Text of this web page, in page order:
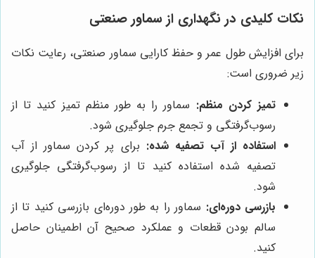
نکات کلیدی در نگهداری از سماور صنعتی
برای افزایش طول عمر و حفظ کارایی سماور صنعتی، رعایت نکات
زیر ضروری است:
تمیز کردن منظم: سماور را به طور منظم تمیز کنید تا از
رسوب‌گرفتگی و تجمع جرم جلوگیری شود.
استفاده از آب تصفیه شده: برای پر کردن سماور از آب
تصفیه شده استفاده کنید تا از رسوب‌گرفتگی جلوگیری
شود.
بازرسی دوره‌ای: سماور را به طور دوره‌ای بازرسی کنید تا از
سالم بودن قطعات و عملکرد صحیح آن اطمینان حاصل
کنید.